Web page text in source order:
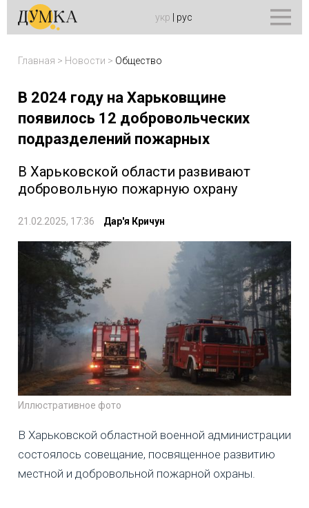
укр рус
Главная > Новости > Общество
В 2024 году на Харьковщине
появилось 12 добровольческих
подразделений пожарных
В Харьковской области развивают
добровольную пожарную охрану
21.02.2025, 17:36 Дар'я Кричун
Иллюстративное фото
В Харьковской областной военной администрации
состоялось совещание, посвященное развитию
местной и добровольной пожарной охраны.